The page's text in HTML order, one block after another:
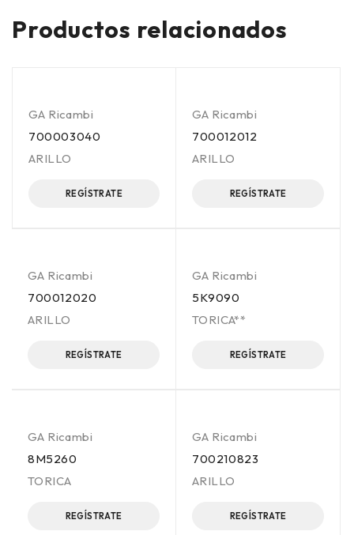
Productos relacionados
GA Ricambi
700003040
ARILLO
REGÍSTRATE
GA Ricambi
700012012
ARILLO
REGÍSTRATE
GA Ricambi
700012020
ARILLO
REGÍSTRATE
GA Ricambi
5K9090
TORICA**
REGÍSTRATE
GA Ricambi
8M5260
TORICA
REGÍSTRATE
GA Ricambi
700210823
ARILLO
REGÍSTRATE